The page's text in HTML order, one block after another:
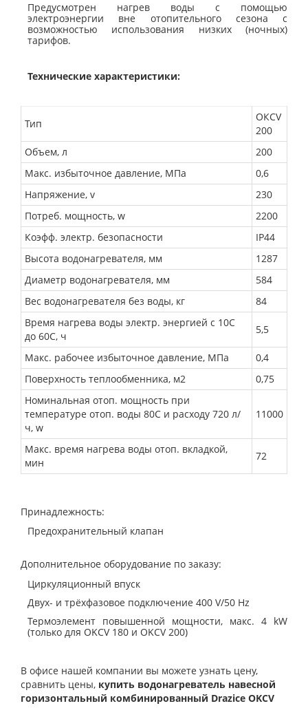
Предусмотрен нагрев воды с помощью
электроэнергии вне отопительного сезона с
возможностью использования низких (ночных)
тарифов.
Технические характеристики:
Тип
ОКСV
200
Объем, л
200
Макс. избыточное давление, МПа
0,6
Напряжение, v
230
Потреб. мощность, w
2200
Коэфф. электр. безопасности
IP44
Высота водонагревателя, мм
1287
Диаметр водонагревателя, мм
584
Вес водонагревателя без воды, кг
84
Время нагрева воды электр. энергией с 10С
до 60С, ч
5,5
Макс. рабочее избыточное давление, МПа
0,4
Поверхность теплообменника, м2
0,75
Номинальная отоп. мощность при
температуре отоп. воды 80С и расходу 720 л/
ч, w
11000
Макс. время нагрева воды отоп. вкладкой,
мин
72
Принадлежность:
Предохранительный клапан
Дополнительное оборудование по заказу:
Циркуляционный впуск
Двух- и трёхфазовое подключение 400 V/50 Hz
Термоэлемент повышенной мощности, макс. 4 kW
(только для OKCV 180 и OKCV 200)
В офисе нашей компании вы можете узнать цену,
сравнить цены, купить водонагреватель навесной
горизонтальный комбинированный Drazice OKCV